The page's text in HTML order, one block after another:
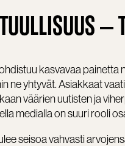
–
kasvavaa painetta
ne yhtyvät. Asiakkaat
väärien uutisten ja
medialla on suuri rooli
seisoa vahvasti